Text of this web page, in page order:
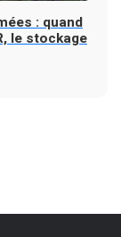
: quand
le stockage